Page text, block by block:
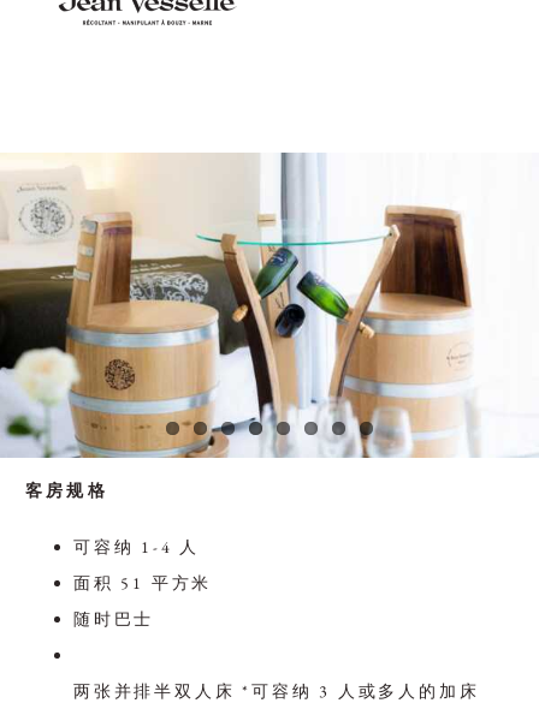
客房规格
可容纳 1-4 人
面积 51 平方米
随时巴士
两张并排半双人床 *可容纳 3 人或多人的加床